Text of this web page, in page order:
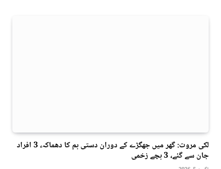
لکی مروت: گھر میں جھگڑے کے دوران دستی بم کا دھماکہ، 3 افراد
جان سے گئے، 3 بچے زخمی